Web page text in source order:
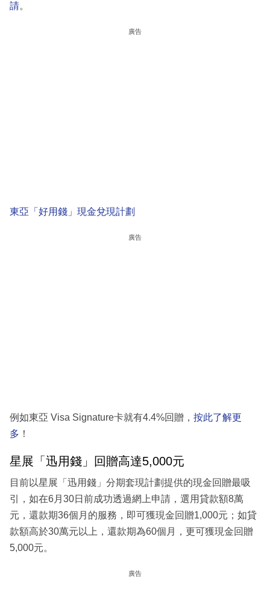
請。
廣告
東亞「好用錢」現金兌現計劃
廣告
例如東亞 Visa Signature卡就有4.4%回贈， 按此了解更
多 ！
星展「迅用錢」回贈高達5,000元
目前以星展「迅用錢」分期套現計劃提供的現金回贈最吸
引，如在6月30日前成功透過網上申請，選用貸款額8萬
元，還款期36個月的服務，即可獲現金回贈1,000元；如貸
款額高於30萬元以上，還款期為60個月，更可獲現金回贈
5,000元。
廣告